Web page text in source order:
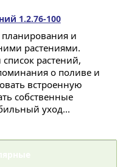
1.2.76-100
и
растениями.
список растений,
о поливе и
встроенную
собственные
уход...